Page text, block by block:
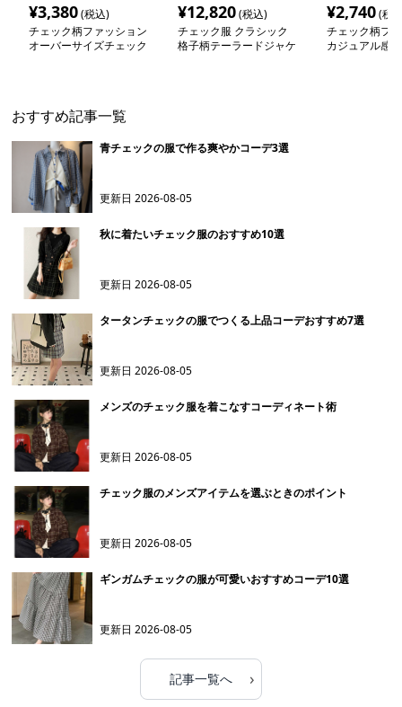
¥3,380(税込)
チェック柄ファッション
オーバーサイズチェック
¥12,820(税込)
チェック服 クラシック
格子柄テーラードジャケ
¥2,740(税
チェック柄フ
カジュアル感
おすすめ記事一覧
青チェックの服で作る爽やかコーデ3選
更新日2026-08-05
秋に着たいチェック服のおすすめ10選
更新日2026-08-05
タータンチェックの服でつくる上品コーデおすすめ7選
更新日2026-08-05
メンズのチェック服を着こなすコーディネート術
更新日2026-08-05
チェック服のメンズアイテムを選ぶときのポイント
更新日2026-08-05
ギンガムチェックの服が可愛いおすすめコーデ10選
更新日2026-08-05
記事一覧へ ›